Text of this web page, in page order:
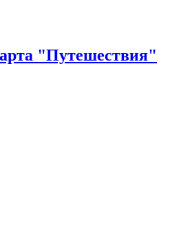
"Путешествия"